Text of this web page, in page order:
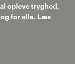
opleve tryghed,
for alle. Læs